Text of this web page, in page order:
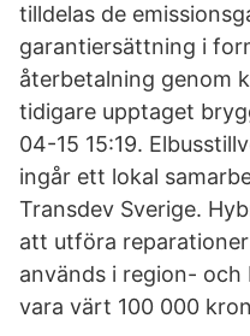
tilldelas de
garantiersättning i
återbetalning genom
tidigare upptaget
04-15 15:19.
ingår ett lokal
Transdev Sverige.
att utföra
används i region-
vara värt 100 000